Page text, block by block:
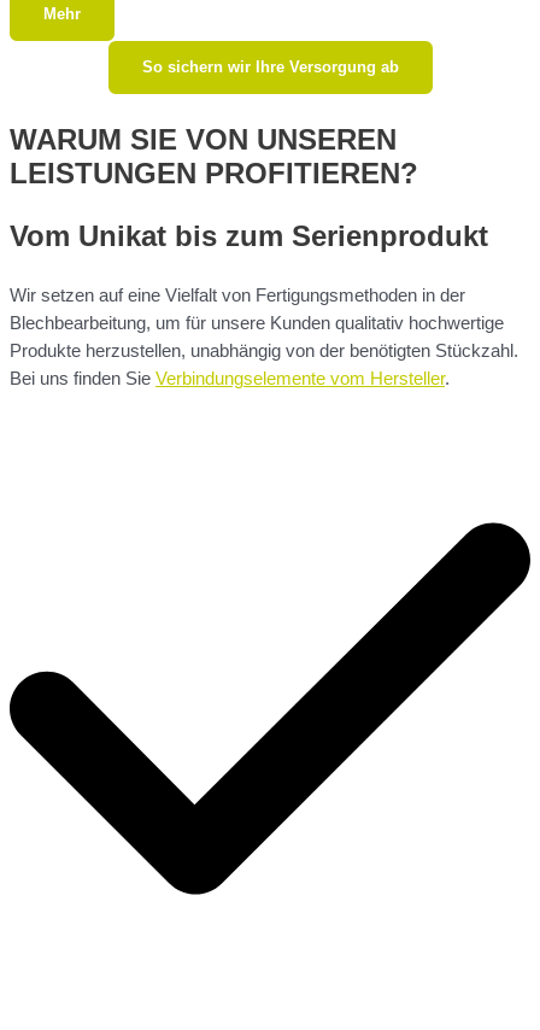
Mehr
So sichern wir Ihre Versorgung ab
WARUM SIE VON UNSEREN
LEISTUNGEN PROFITIEREN?
Vom Unikat bis zum Serienprodukt
Wir setzen auf eine Vielfalt von Fertigungsmethoden in der
Blechbearbeitung, um für unsere Kunden qualitativ hochwertige
Produkte herzustellen, unabhängig von der benötigten Stückzahl.
Bei uns finden Sie Verbindungs­elemente vom Hersteller.